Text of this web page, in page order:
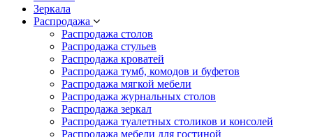
Зеркала
Распродажа
Распродажа столов
Распродажа стульев
Распродажа кроватей
Распродажа тумб, комодов и буфетов
Распродажа мягкой мебели
Распродажа журнальных столов
Распродажа зеркал
Распродажа туалетных столиков и консолей
Распродажа мебели для гостиной